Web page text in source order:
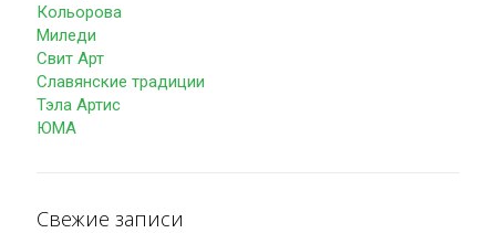
Кольорова
Миледи
Свит Арт
Славянские традиции
Тэла Артис
ЮМА
Свежие записи